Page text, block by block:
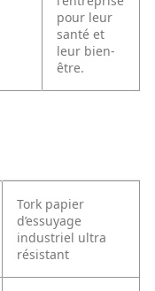
pour leur
santé et
leur bien-
être.
Tork papier
d’essuyage
industriel ultra
résistant